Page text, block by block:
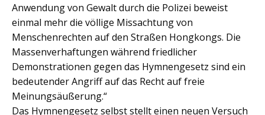
Anwendung von Gewalt durch die Polizei beweist
einmal mehr die völlige Missachtung von
Menschenrechten auf den Straßen Hongkongs. Die
Massenverhaftungen während friedlicher
Demonstrationen gegen das Hymnengesetz sind ein
bedeutender Angriff auf das Recht auf freie
Meinungsäußerung.“
Das Hymnengesetz selbst stellt einen neuen Versuch